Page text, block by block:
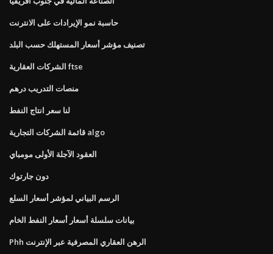
حاسبة نمو الإيرادات على الانترنت
تصنيف مؤشر أسعار المستهلك حسب البلد
الشركات العقارية ftse
منصات التدريب درهم
لنا سعر انتاج النفط
قائمة الشركات التجارية algo
العقود الآجلة الأولى مومباي
دون جارتوك
الرسم البياني لمؤشر أسعار السلع
بيانات سلسلة أسعار أسعار النفط الخام
Phh الرهن العقاري المصرفية عبر الإنترنت